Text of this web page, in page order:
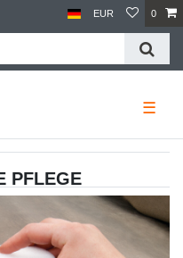
EUR 0
☰
PFLEGE